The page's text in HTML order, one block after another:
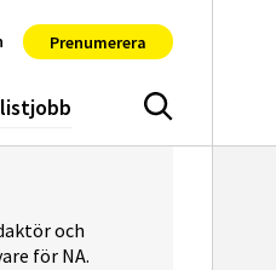
Sök
Prenumerera
och
för NA.